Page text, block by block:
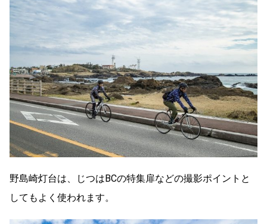
野島崎灯台は、じつはBCの特集扉などの撮影ポイントと
してもよく使われます。